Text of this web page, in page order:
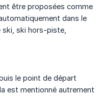
être proposées comme
dans le
ski hors-piste,
le point de départ
est mentionné autrement